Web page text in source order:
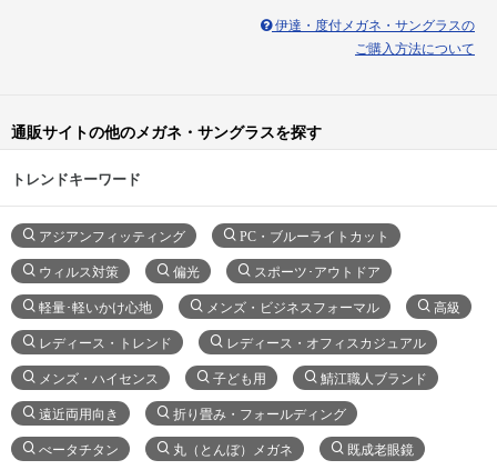
伊達・度付メガネ・サングラスの
ご購入方法について
通販サイトの他のメガネ・サングラスを探す
トレンドキーワード
アジアンフィッティング PC・ブルーライトカット
ウィルス対策 偏光 スポーツ･アウトドア
軽量･軽いかけ心地 メンズ・ビジネスフォーマル 高級
レディース・トレンド レディース・オフィスカジュアル
メンズ・ハイセンス 子ども用 鯖江職人ブランド
遠近両用向き 折り畳み・フォールディング
べータチタン 丸（とんぼ）メガネ 既成老眼鏡